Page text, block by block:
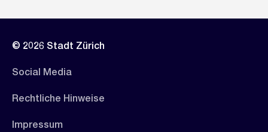
© 2026 Stadt Zürich
Social Media
Rechtliche Hinweise
Impressum